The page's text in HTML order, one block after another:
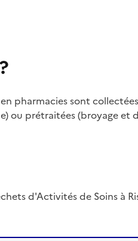
pharmacies sont
ou prétraitées (broyage
d'Activités de Soins à